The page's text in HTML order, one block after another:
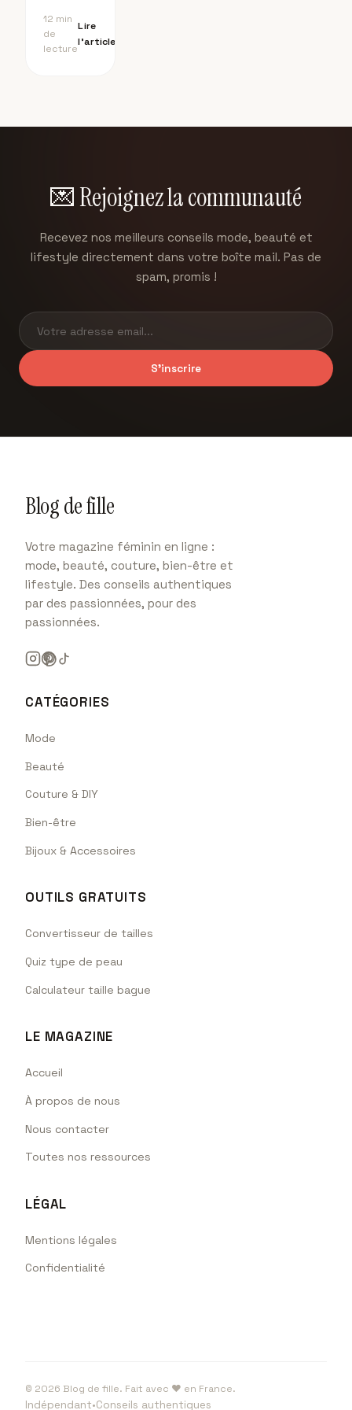
ultime
pour
débuter
chez soi,
guide
votre
machine,
et réussir
vos
12 min
de
lecture
Lire
l'article
💌 Rejoignez la communauté
Recevez nos meilleurs conseils mode, beauté et
lifestyle directement dans votre boîte mail. Pas de
spam, promis !
S'inscrire
Blog de fille
Votre magazine féminin en ligne :
mode, beauté, couture, bien-être et
lifestyle. Des conseils authentiques
par des passionnées, pour des
passionnées.
CATÉGORIES
Mode
Beauté
Couture & DIY
Bien-être
Bijoux & Accessoires
OUTILS GRATUITS
Convertisseur de tailles
Quiz type de peau
Calculateur taille bague
LE MAGAZINE
Accueil
À propos de nous
Nous contacter
Toutes nos ressources
LÉGAL
Mentions légales
Confidentialité
© 2026 Blog de fille. Fait avec ♥ en France.
Indépendant•Conseils authentiques